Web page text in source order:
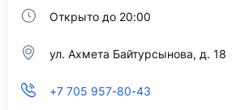
Открыто до 20:00
ул. Ахмета Байтурсынова, д. 18
+7 705 957-80-43